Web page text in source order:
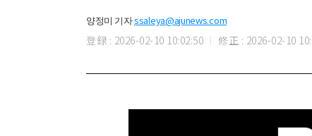
양정미 기자ssaleya@ajunews.com
登録 : 2026-02-10 10:02:50 修正 : 2026-02-10